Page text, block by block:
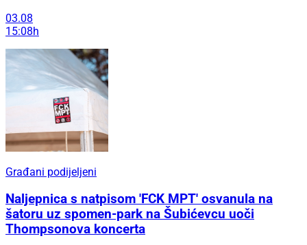
03.08
15:08h
Građani podijeljeni
Naljepnica s natpisom 'FCK MPT' osvanula na
šatoru uz spomen-park na Šubićevcu uoči
Thompsonova koncerta